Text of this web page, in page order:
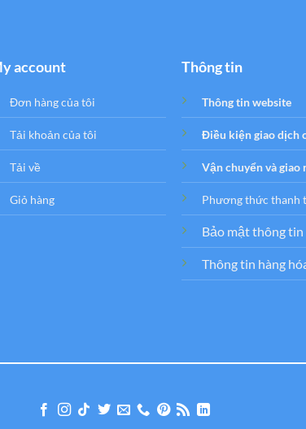
account
Đơn hàng của tôi
Tải khoản của tôi
Tải về
Giỏ hàng
Thông tin
Thông tin website
Điều kiện giao dịch
Vận chuyển và giao
Phương thức thanh
Bảo mật thông tin
Thông tin hàng